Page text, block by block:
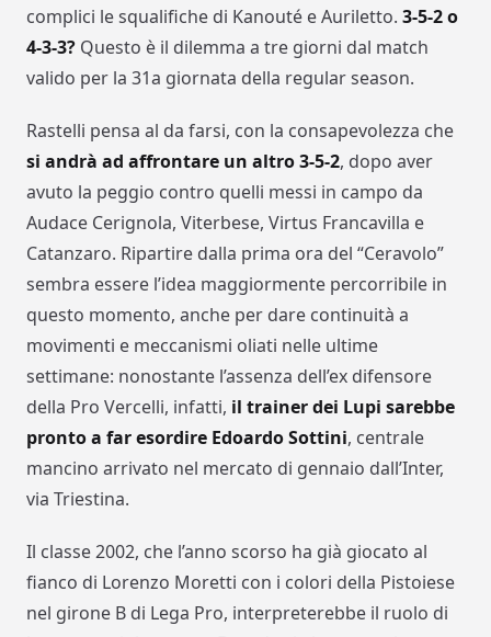
complici le squalifiche di Kanouté e Auriletto. 3-5-2 o
4-3-3? Questo è il dilemma a tre giorni dal match
valido per la 31a giornata della regular season.
Rastelli pensa al da farsi, con la consapevolezza che
si andrà ad affrontare un altro 3-5-2, dopo aver
avuto la peggio contro quelli messi in campo da
Audace Cerignola, Viterbese, Virtus Francavilla e
Catanzaro. Ripartire dalla prima ora del “Ceravolo”
sembra essere l’idea maggiormente percorribile in
questo momento, anche per dare continuità a
movimenti e meccanismi oliati nelle ultime
settimane: nonostante l’assenza dell’ex difensore
della Pro Vercelli, infatti, il trainer dei Lupi sarebbe
pronto a far esordire Edoardo Sottini, centrale
mancino arrivato nel mercato di gennaio dall’Inter,
via Triestina.
Il classe 2002, che l’anno scorso ha già giocato al
fianco di Lorenzo Moretti con i colori della Pistoiese
nel girone B di Lega Pro, interpreterebbe il ruolo di